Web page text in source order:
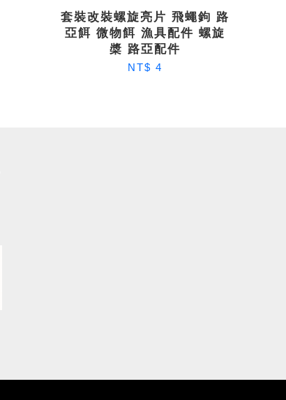
套裝改裝螺旋亮片 飛蠅鉤 路
亞餌 微物餌 漁具配件 螺旋
槳 路亞配件
NT$ 4